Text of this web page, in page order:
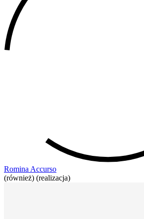
Romina Accurso
(również) (realizacja)